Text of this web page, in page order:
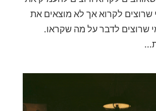
שרוצים לקרוא אך לא מוצאים את
שרוצים לדבר על מה שקראו.